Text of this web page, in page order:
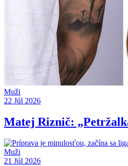
Muži
22 Júl 2026
Matej Riznič:
Muži
21 Júl 2026